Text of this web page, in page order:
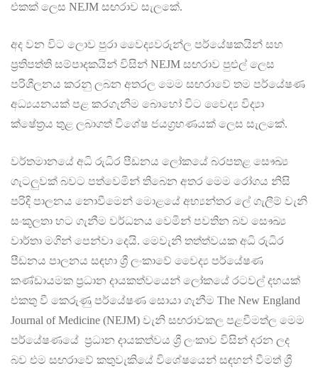
එකක් ලෙස NEJM සඟරාව සැලකේ.
අද වන විට ලොව පුරා වෛද්‍යවරුන්ල පර්යේෂකයින් සහ
ප්‍රතිපත්ති සම්පාදකයින් විසින් NEJM සඟරාව පුළුල් ලෙස
පරිශීලනය කරනු ලබන අතරල මෙම සඟරාවේ තම පර්යේෂණ
අධ්‍යයනයක් පළ කරගැනීම බොහෝ විට වෛද්‍ය විද්‍යා
ක්ෂේත්‍රය තුළ ලබාගත් විශේෂ ජයග්‍රහණයක් ලෙස සැලකේ.
වර්තමානයේ අධි රුධිර පීඩනය ලෝකයේ බරපතළ සෞඛ්‍ය
ගැටලු‍වක් බවට පත්වෙමින් තිබෙන අතර මෙම රෝගය නිසි
පරිදි පාලනය නොවීමෙන් මොළයේ අභ්‍යන්තර ලේ ගැලීම් වැනි
සංකූලතා හට ගැනීම වර්ධනය වෙමින් පවතින බව සෞඛ්‍ය
වාර්තා මගින් පෙන්වා දෙයි. මෙවැනි තත්ත්වයක අධි රුධිර
පීඩනය පාලනය සඳහා ශ්‍රී ලංකාවේ වෛද්‍ය පර්යේෂණ
කණ්ඩායමක ප්‍රධාන දායකත්වයෙන් ලෝකයේ රටවල් දහයක්
එකතු වී කෙරුණු පර්යේෂණ සොයා ගැනීම The New England
Journal of Medicine (NEJM) වැනි සඟරාවකල පළවීමත්ල මෙම
පර්යේෂණයේ ප්‍රධාන දායකත්වය ශ්‍රී ලංකාව විසින් දරන ලද
බව එම සඟරාවේ කතුවැකියේ විශේෂයෙන් සඳහන් වීමත් ශ්‍රී